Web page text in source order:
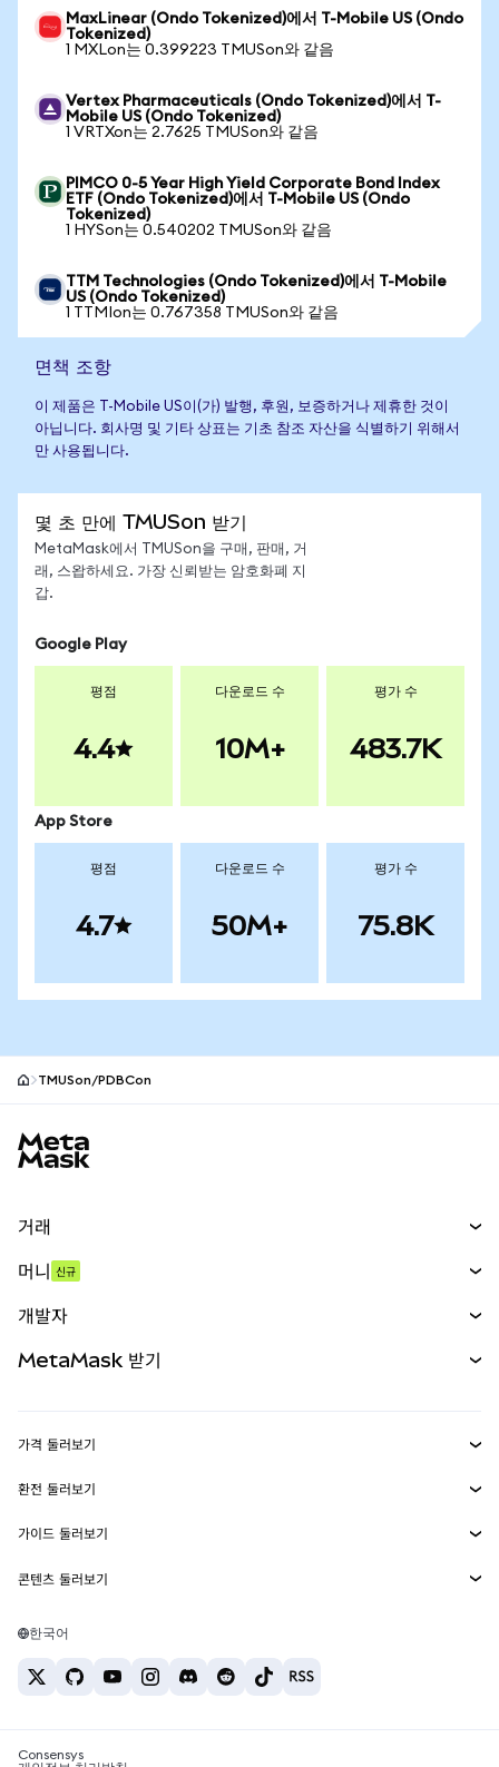
MaxLinear (Ondo Tokenized)에서 T-Mobile US (Ondo
Tokenized)
1 MXLon는 0.399223 TMUSon와 같음
Vertex Pharmaceuticals (Ondo Tokenized)에서 T-
Mobile US (Ondo Tokenized)
1 VRTXon는 2.7625 TMUSon와 같음
PIMCO 0-5 Year High Yield Corporate Bond Index
ETF (Ondo Tokenized)에서 T-Mobile US (Ondo
Tokenized)
1 HYSon는 0.540202 TMUSon와 같음
TTM Technologies (Ondo Tokenized)에서 T-Mobile
US (Ondo Tokenized)
1 TTMIon는 0.767358 TMUSon와 같음
면책 조항
이 제품은 T-Mobile US이(가) 발행, 후원, 보증하거나 제휴한 것이
아닙니다. 회사명 및 기타 상표는 기초 참조 자산을 식별하기 위해서
만 사용됩니다.
몇 초 만에 TMUSon 받기
MetaMask에서 TMUSon을 구매, 판매, 거
래, 스왑하세요. 가장 신뢰받는 암호화폐 지
갑.
Google Play
평점
4.4
다운로드 수
10M+
평가 수
483.7K
App Store
평점
4.7
다운로드 수
50M+
평가 수
75.8K
TMUSon/PDBCon
거래
무기한 선물
실물자산
머니 신규
개발자
MetaMask Connect
Snaps
웹3 서비스
MetaMask 받기
보안
고객 지원
채용
가격 둘러보기
이더리움 가격
솔라나 가격
테더 가격
환전 둘러보기
ETH를 USD로 환전
USDT를 INR로 환전
BTC를 INR로 환전
ETH를 USDT로 환전
가이드 둘러보기
ETH 매수
USDT 매수
SHIB 매수
콘텐츠 둘러보기
솔라나 지갑
한국어
Consensys